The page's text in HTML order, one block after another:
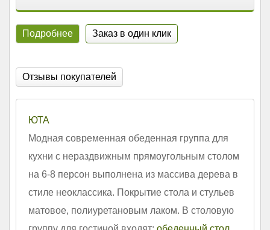
Подробнее Заказ в один клик
Отзывы покупателей
ЮТА
Модная современная обеденная группа для
кухни с нераздвижным прямоугольным столом
на 6-8 персон выполнена из массива дерева в
стиле неоклассика. Покрытие стола и стульев
матовое, полиуретановым лаком. В столовую